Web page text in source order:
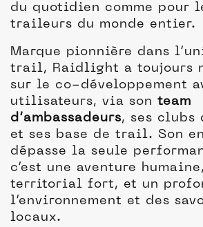
du quotidien comme pour
traileurs du monde entier.
Marque pionnière dans
trail, Raidlight a toujours
sur le co-développement
utilisateurs, via son team
d’ambassadeurs, ses clubs
et ses base de trail. Son
dépasse la seule
c’est une aventure
territorial fort, et un
l’environnement et des
locaux.